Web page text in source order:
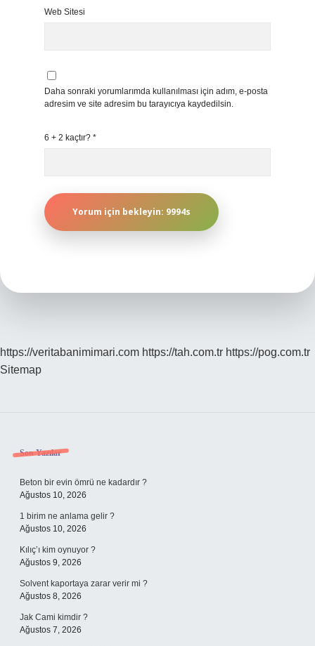
Web Sitesi
Daha sonraki yorumlarımda kullanılması için adım, e-posta
adresim ve site adresim bu tarayıcıya kaydedilsin.
6 + 2 kaçtır? *
https://veritabanimimari.com https://tah.com.tr https://pog.com.tr
Sitemap
Sidebar
Son Yazılar
Beton bir evin ömrü ne kadardır ?
Ağustos 10, 2026
1 birim ne anlama gelir ?
Ağustos 10, 2026
Kılıç’ı kim oynuyor ?
Ağustos 9, 2026
Solvent kaportaya zarar verir mi ?
Ağustos 8, 2026
Jak Cami kimdir ?
Ağustos 7, 2026